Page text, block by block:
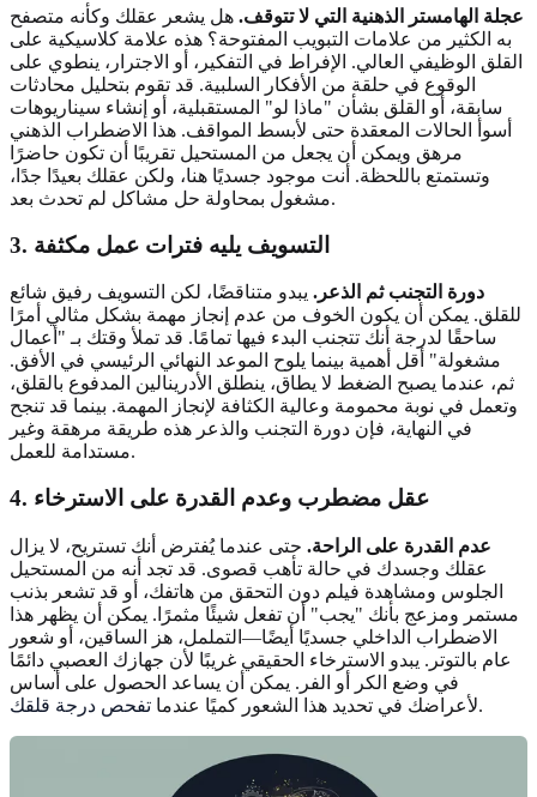
عجلة الهامستر الذهنية التي لا تتوقف. هل يشعر عقلك وكأنه متصفح
به الكثير من علامات التبويب المفتوحة؟ هذه علامة كلاسيكية على
القلق الوظيفي العالي. الإفراط في التفكير، أو الاجترار، ينطوي على
الوقوع في حلقة من الأفكار السلبية. قد تقوم بتحليل محادثات
سابقة، أو القلق بشأن "ماذا لو" المستقبلية، أو إنشاء سيناريوهات
أسوأ الحالات المعقدة حتى لأبسط المواقف. هذا الاضطراب الذهني
مرهق ويمكن أن يجعل من المستحيل تقريبًا أن تكون حاضرًا
وتستمتع باللحظة. أنت موجود جسديًا هنا، ولكن عقلك بعيدًا جدًا،
مشغول بمحاولة حل مشاكل لم تحدث بعد.
3. التسويف يليه فترات عمل مكثفة
دورة التجنب ثم الذعر. يبدو متناقضًا، لكن التسويف رفيق شائع
للقلق. يمكن أن يكون الخوف من عدم إنجاز مهمة بشكل مثالي أمرًا
ساحقًا لدرجة أنك تتجنب البدء فيها تمامًا. قد تملأ وقتك بـ "أعمال
مشغولة" أقل أهمية بينما يلوح الموعد النهائي الرئيسي في الأفق.
ثم، عندما يصبح الضغط لا يطاق، ينطلق الأدرينالين المدفوع بالقلق،
وتعمل في نوبة محمومة وعالية الكثافة لإنجاز المهمة. بينما قد تنجح
في النهاية، فإن دورة التجنب والذعر هذه طريقة مرهقة وغير
مستدامة للعمل.
4. عقل مضطرب وعدم القدرة على الاسترخاء
عدم القدرة على الراحة. حتى عندما يُفترض أنك تستريح، لا يزال
عقلك وجسدك في حالة تأهب قصوى. قد تجد أنه من المستحيل
الجلوس ومشاهدة فيلم دون التحقق من هاتفك، أو قد تشعر بذنب
مستمر ومزعج بأنك "يجب" أن تفعل شيئًا مثمرًا. يمكن أن يظهر هذا
الاضطراب الداخلي جسديًا أيضًا—التململ، هز الساقين، أو شعور
عام بالتوتر. يبدو الاسترخاء الحقيقي غريبًا لأن جهازك العصبي دائمًا
في وضع الكر أو الفر. يمكن أن يساعد الحصول على أساس
لأعراضك في تحديد هذا الشعور كميًا عندما تفحص درجة قلقك .